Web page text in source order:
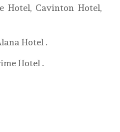
Hotel, Cavinton Hotel,
Hotel .
Hotel .